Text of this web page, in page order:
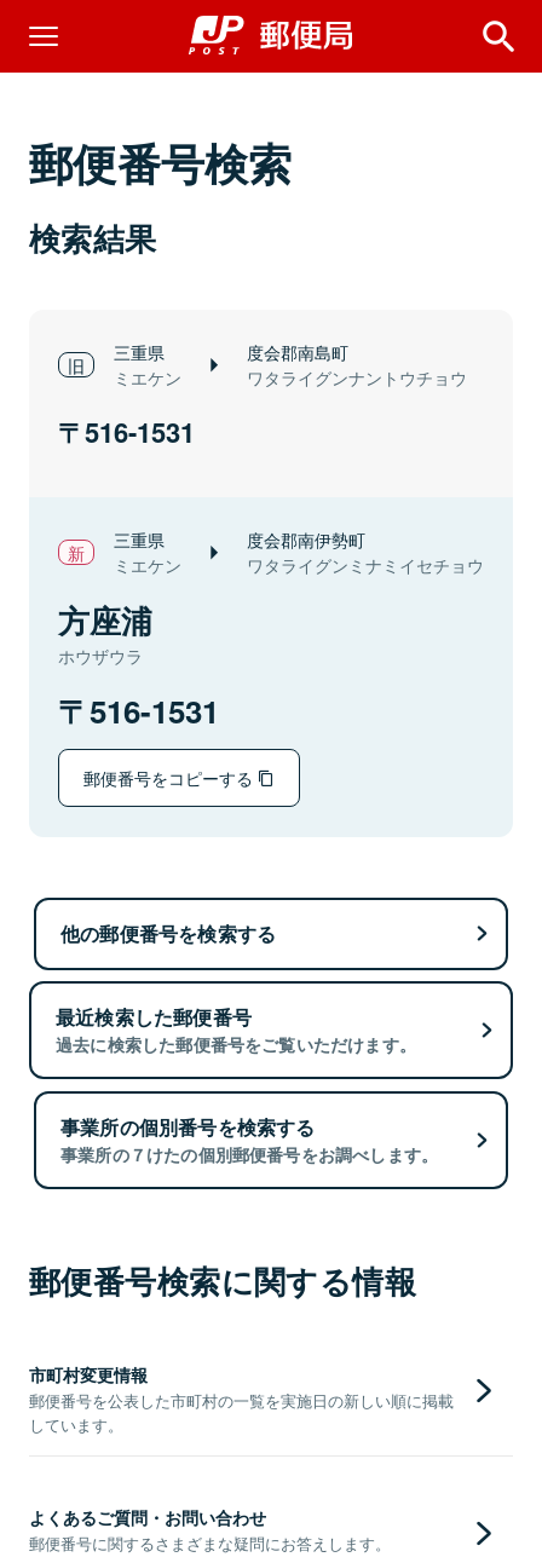
郵便番号検索
検索結果
三重県
ミエケン
度会郡南島町
ワタライグンナントウチョウ
516-1531
三重県
ミエケン
度会郡南伊勢町
ワタライグンミナミイセチョウ
方座浦
ホウザウラ
516-1531
郵便番号をコピーする
他の郵便番号を検索する
最近検索した郵便番号
過去に検索した郵便番号をご覧いただけます。
事業所の個別番号を検索する
事業所の７けたの個別郵便番号をお調べします。
郵便番号検索に関する情報
市町村変更情報
郵便番号を公表した市町村の一覧を実施日の新しい順に掲載
しています。
よくあるご質問・お問い合わせ
郵便番号に関するさまざまな疑問にお答えします。